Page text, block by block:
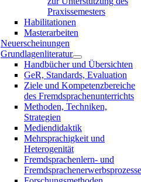
Praxissemesters
Habilitationen
Masterarbeiten
Neuerscheinungen
Grundlagenliteratur
Handbücher und Übersichten
GeR, Standards, Evaluation
Ziele und Kompetenzbereiche
des Fremdsprachenunterrichts
Methoden, Techniken,
Strategien
Mediendidaktik
Mehrsprachigkeit und
Heterogenität
Fremdsprachenlern- und
Fremdsprachenerwerbsprozesse